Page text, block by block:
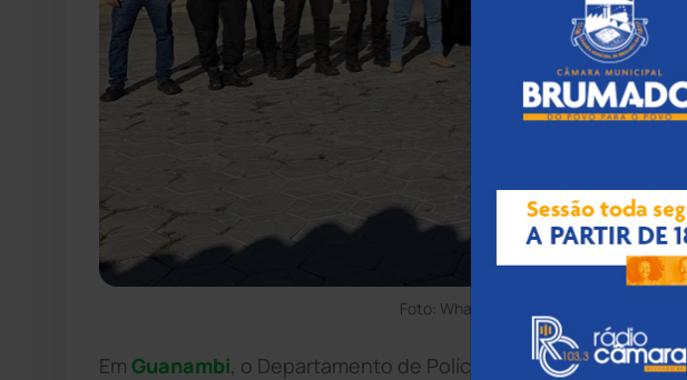
Foto: WhatsApp/Achei Sudoeste
Em Guanambi, o Departamento de Polícia Técnica (DPT)